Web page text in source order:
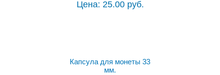
Цена: 25.00 руб.
Капсула для монеты 33
мм.